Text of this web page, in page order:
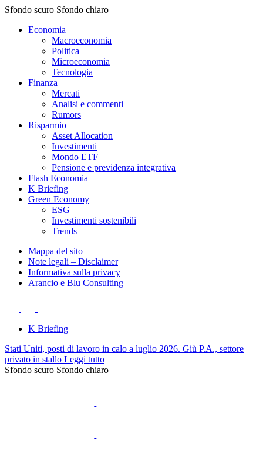
Sfondo scuro Sfondo chiaro
Economia
Macroeconomia
Politica
Microeconomia
Tecnologia
Finanza
Mercati
Analisi e commenti
Rumors
Risparmio
Asset Allocation
Investimenti
Mondo ETF
Pensione e previdenza integrativa
Flash Economia
K Briefing
Green Economy
ESG
Investimenti sostenibili
Trends
Mappa del sito
Note legali – Disclaimer
Informativa sulla privacy
Arancio e Blu Consulting
K Briefing
Stati Uniti, posti di lavoro in calo a luglio 2026. Giù P.A., settore
privato in stallo Leggi tutto
Sfondo scuro Sfondo chiaro